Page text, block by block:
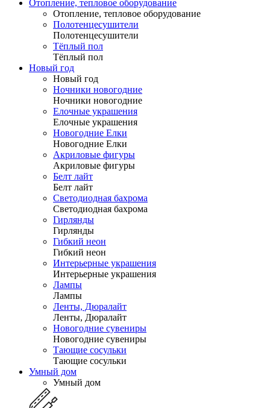
Отопление, тепловое оборудование
Отопление, тепловое оборудование
Полотенцесушители
Полотенцесушители
Тёплый пол
Тёплый пол
Новый год
Новый год
Ночники новогодние
Ночники новогодние
Елочные украшения
Елочные украшения
Новогодние Елки
Новогодние Елки
Акриловые фигуры
Акриловые фигуры
Белт лайт
Белт лайт
Светодиодная бахрома
Светодиодная бахрома
Гирлянды
Гирлянды
Гибкий неон
Гибкий неон
Интерьерные украшения
Интерьерные украшения
Лампы
Лампы
Ленты, Дюралайт
Ленты, Дюралайт
Новогодние сувениры
Новогодние сувениры
Тающие сосульки
Тающие сосульки
Умный дом
Умный дом